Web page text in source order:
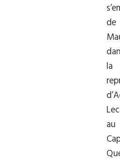
de
la
au